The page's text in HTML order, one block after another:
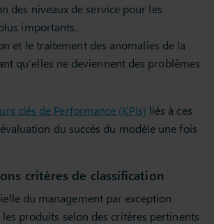
des niveaux de service pour les
importants.
et le traitement des anomalies de la
qu’elles ne deviennent des problèmes
clés de Performance (KPIs) liés à ces
du succès du modèle une fois
critères de classification
du management par exception
les produits selon des critères pertinents